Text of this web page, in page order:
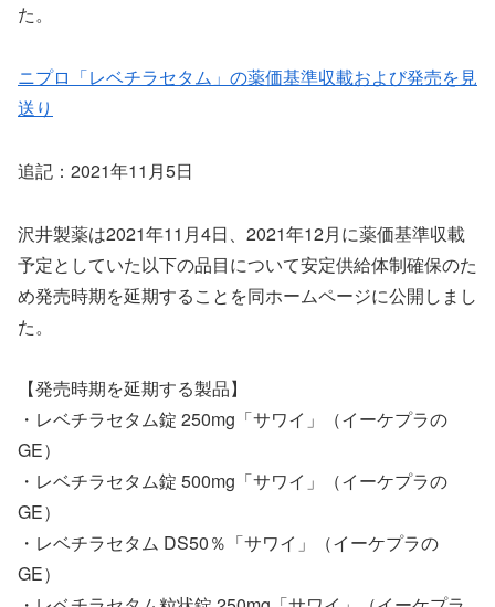
た。
ニプロ「レベチラセタム」の薬価基準収載および発売を見
送り
追記：2021年11月5日
沢井製薬は2021年11月4日、2021年12月に薬価基準収載
予定としていた以下の品目について安定供給体制確保のた
め発売時期を延期することを同ホームページに公開しまし
た。
【発売時期を延期する製品】
・レベチラセタム錠 250mg「サワイ」（イーケプラの
GE）
・レベチラセタム錠 500mg「サワイ」（イーケプラの
GE）
・レベチラセタム DS50％「サワイ」（イーケプラの
GE）